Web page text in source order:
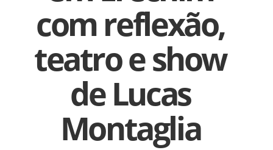
com reflexão,
teatro e show
de Lucas
Montaglia